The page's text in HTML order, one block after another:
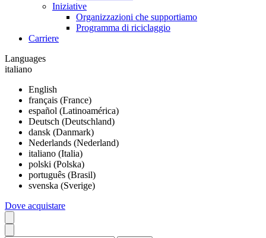
Iniziative
Organizzazioni che supportiamo
Programma di riciclaggio
Carriere
Languages
italiano
English
français (France)
español (Latinoamérica)
Deutsch (Deutschland)
dansk (Danmark)
Nederlands (Nederland)
italiano (Italia)
polski (Polska)
português (Brasil)
svenska (Sverige)
Dove acquistare